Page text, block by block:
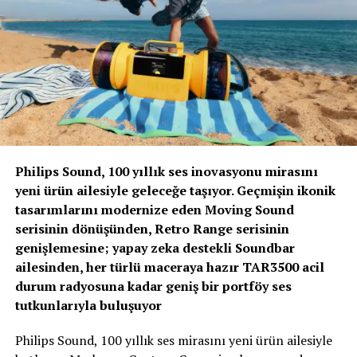
yeni DS 4 için teknik platformumuz üzerine yapılabilecek
en güzel tasarımlardan birine
imza atılması hedeflendi. DS AERO SPORT LOUNGE
konseptinden ilham alınarak
oluşturulan yeni DS 4, ana hatlarıyla atletik, oldukça kaslı,
kompakt ve büyük
jantlarıyla da hem aerodinamik, hem etkili ve hem de
karizmatik bir otomobil oldu.
belirlemek için; modern ve çekici
SUV Coupe ile geleneksel kompakt hatchback harmonisi
ayrıca; “DS 9 ve DS 7’ye ek olarak Türkiye pazarına
sunduğumuz DS 4 ile markamızın
her alanda etkinliğini artırmayı hedefliyoruz” diye sözlerini
Modern SUV Coupe ile kompakt hatchback bir arada
DS 4, kompakt hatchback sınıfında yepyeni bir tasarım
anlayışını kullanıcılarıyla
Philips Sound, 100 yıllık ses inovasyonu mirasını
yeni ürün ailesiyle geleceğe taşıyor. Geçmişin ikonik
tasarımlarını modernize eden Moving Sound
serisinin dönüşünden, Retro Range serisinin
genişlemesine; yapay zeka destekli Soundbar
ailesinden, her türlü maceraya hazır TAR3500 acil
durum radyosuna kadar geniş bir portföy ses
tutkunlarıyla buluşuyor
Philips Sound, 100 yıllık ses mirasını yeni ürün ailesiyle